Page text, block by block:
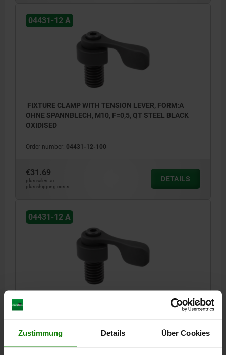
Zustimmung Details Über Cookies
(4) Hex key
(5) Cam clamp
04431-12 A
FIXTURE CLAMP WITH TENSION LEVER, FORM:A
OHNE SPANNBLECH, M10, F=0,5, QT STEEL BLACK
OXIDISED
Order number: 04431-12-100
€31.69
plus sales tax
plus shipping costs
DETAILS
04431-12 A
FIXTURE CLAMP WITH TENSION LEVER, FORM:A
OHNE SPANNBLECH, M12, F=0,7, QT STEEL BLACK